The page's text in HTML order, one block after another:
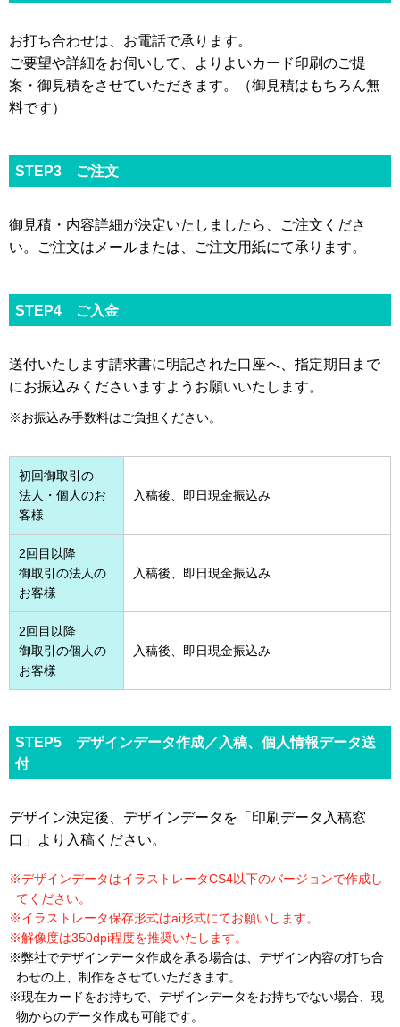
お打ち合わせは、お電話で承ります。
ご要望や詳細をお伺いして、よりよいカード印刷のご提
案・御見積をさせていただきます。（御見積はもちろん無
料です）
STEP3 ご注文
御見積・内容詳細が決定いたしましたら、ご注文くださ
い。ご注文はメールまたは、ご注文用紙にて承ります。
STEP4 ご入金
送付いたします請求書に明記された口座へ、指定期日まで
にお振込みくださいますようお願いいたします。
※お振込み手数料はご負担ください。
初回御取引の
法人・個人のお
客様
入稿後、即日現金振込み
2回目以降
御取引の法人の
お客様
入稿後、即日現金振込み
2回目以降
御取引の個人の
お客様
入稿後、即日現金振込み
STEP5 デザインデータ作成／入稿、個人情報データ送
付
デザイン決定後、デザインデータを「印刷データ入稿窓
口」より入稿ください。
※デザインデータはイラストレータCS4以下のバージョンで作成し
てください。
※イラストレータ保存形式はai形式にてお願いします。
※解像度は350dpi程度を推奨いたします。
※弊社でデザインデータ作成を承る場合は、デザイン内容の打ち合
わせの上、制作をさせていただきます。
※現在カードをお持ちで、デザインデータをお持ちでない場合、現
物からのデータ作成も可能です。